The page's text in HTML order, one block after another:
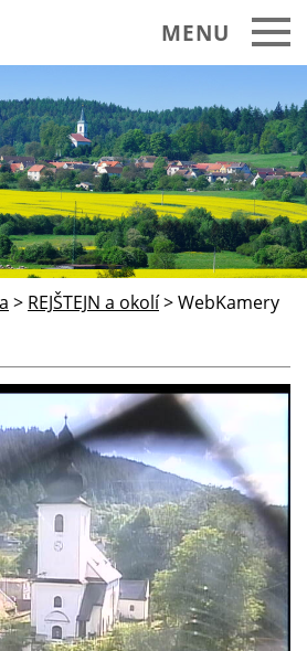
MENU
> REJŠTEJN a okolí>WebKamery